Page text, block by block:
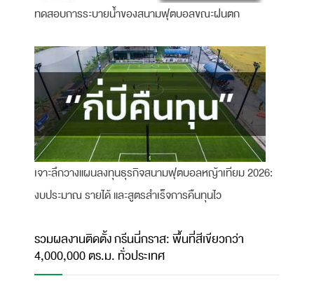
ทดสอบการระบายน้ำของสนามฟุตบอลขณะฝนตก
เจาะลึกวางแผนลงทุนธุรกิจสนามฟุตบอลหญ้าเทียม 2026:
งบประมาณ รายได้ และสูตรสำเร็จการคืนทุนไว
รวมผลงานติดตั้ง กรีนนี่กราส: พื้นที่สีเขียวกว่า
4,000,000 ตร.ม. ทั่วประเทศ